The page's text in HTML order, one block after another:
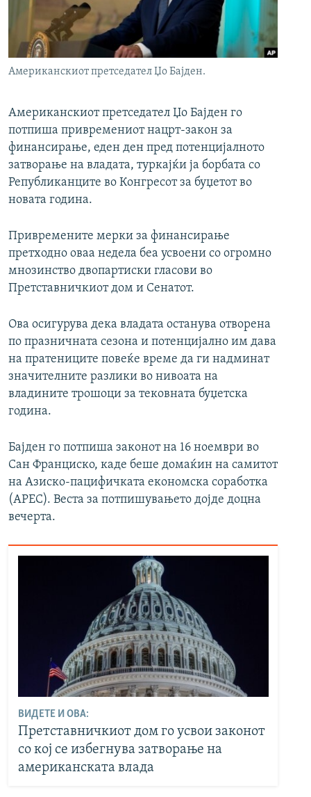
РСЕ веб страници
Американскиот претседател Џо Бајден.
Американскиот претседател Џо Бајден го
потпиша привремениот нацрт-закон за
финансирање, еден ден пред потенцијалното
затворање на владата, туркајќи ја борбата со
Републиканците во Конгресот за буџетот во
новата година.
Привремените мерки за финансирање
претходно оваа недела беа усвоени со огромно
мнозинство двопартиски гласови во
Претставничкиот дом и Сенатот.
Ова осигурува дека владата останува отворена
по празничната сезона и потенцијално им дава
на пратениците повеќе време да ги надминат
значителните разлики во нивоата на
владините трошоци за тековната буџетска
година.
Бајден го потпиша законот на 16 ноември во
Сан Франциско, каде беше домаќин на самитот
на Азиско-пацифичката економска соработка
(APEC). Веста за потпишувањето дојде доцна
вечерта.
ВИДЕТЕ И ОВА:
Претставничкиот дом го усвои законот
со кој се избегнува затворање на
американската влада